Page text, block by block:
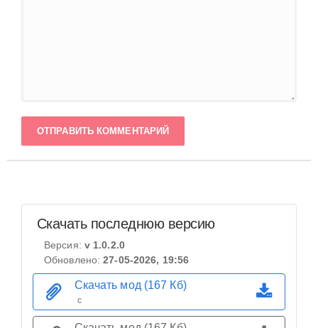
ОТПРАВИТЬ КОММЕНТАРИЙ
Скачать последнюю версию
Версия: v 1.0.2.0
Обновлено:27-05-2026, 19:56
Скачать мод (167 Кб)
с